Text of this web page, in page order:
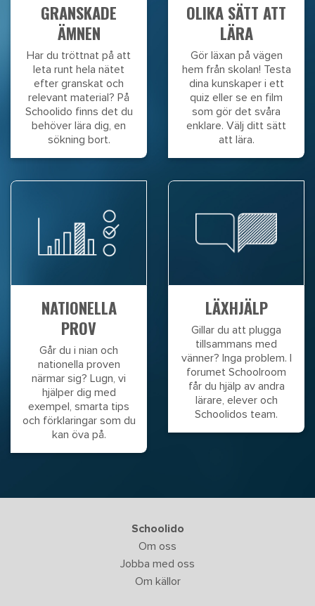
GRANSKADE
ÄMNEN
Har du tröttnat på att
leta runt hela nätet
efter granskat och
relevant material? På
Schoolido finns det du
behöver lära dig, en
sökning bort.
OLIKA SÄTT ATT
LÄRA
Gör läxan på vägen
hem från skolan! Testa
dina kunskaper i ett
quiz eller se en film
som gör det svåra
enklare. Välj ditt sätt
att lära.
NATIONELLA
PROV
Går du i nian och
nationella proven
närmar sig? Lugn, vi
hjälper dig med
exempel, smarta tips
och förklaringar som du
kan öva på.
LÄXHJÄLP
Gillar du att plugga
tillsammans med
vänner? Inga problem. I
forumet Schoolroom
får du hjälp av andra
lärare, elever och
Schoolidos team.
Schoolido
Om oss
Jobba med oss
Om källor